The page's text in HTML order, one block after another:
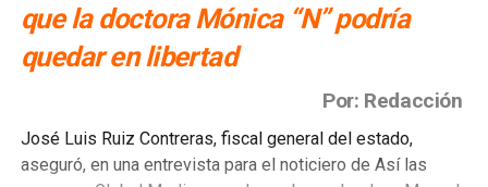
que la doctora Mónica “N” podría
quedar en libertad
Por: Redacción
José Luis Ruiz Contreras, fiscal general del estado,
aseguró, en una entrevista para el noticiero de Así las